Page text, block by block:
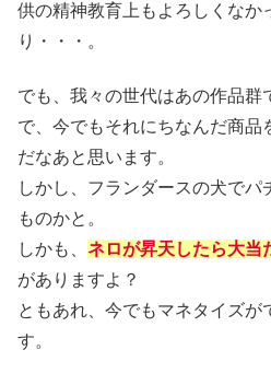
供の精神教育上もよろしくなか
り・・・。
でも、我々の世代はあの作品群
で、今でもそれにちなんだ商品
だなあと思います。
しかし、フランダースの犬でパ
ものかと。
しかも、 ネロが昇天したら大当
がありますよ？
ともあれ、今でもマネタイズが
す。